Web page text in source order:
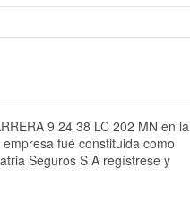
9 24 38 LC 202 MN en la
fué constituida como
Seguros S A regístrese y